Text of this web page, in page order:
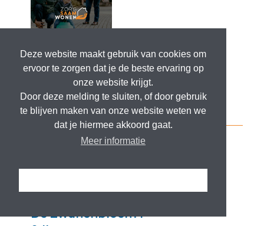
Deze website maakt gebruik van cookies om
ervoor te zorgen dat je de beste ervaring op
onze website krijgt.
Door deze melding te sluiten, of door gebruik
te blijven maken van onze website weten we
dat je hiermee akkoord gaat.
Meer informatie